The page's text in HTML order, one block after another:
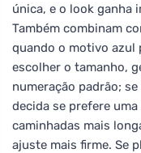
única, e o look ganha
Também combinam
quando o motivo azul
escolher o tamanho,
numeração padrão;
decida se prefere
caminhadas mais
ajuste mais firme. Se